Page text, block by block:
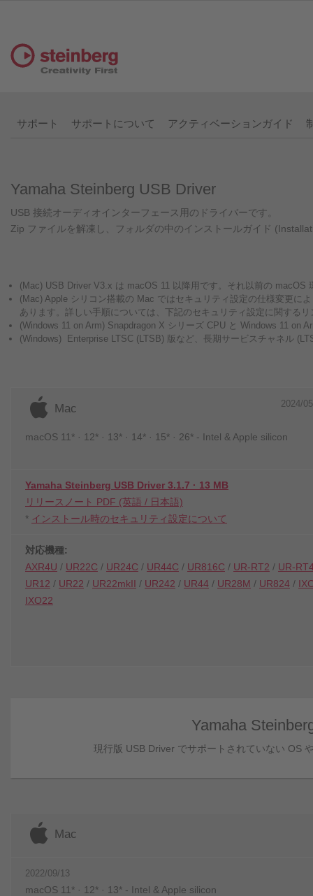
サポート サポートについて アクティベーションガイド
Yamaha Steinberg USB Driver
USB 接続オーディオインターフェース用のドライバーです。
Zip ファイルを解凍し、フォルダの中のインストールガイド
(Mac) USB Driver V3.x は macOS 11 以降用です。それ以前の
(Mac) Apple シリコン搭載の Mac ではセキュリティ設定の仕様変更に
あります。詳しい手順については、下記のセキュリティ設定に関する
(Windows 11 on Arm) Snapdragon X シリーズ CPU と Windows 11 on
(Windows) Enterprise LTSC (LTSB) 版など、長期サービスチャネル
Mac 2024/
macOS 11* · 12* · 13* · 14* · 15* · 26* - Intel & Apple silicon
Yamaha Steinberg USB Driver 3.1.7 · 13 MB
リリースノート PDF (英語 / 日本語)
* インストール時のセキュリティ設定について
対応機種:
AXR4U / UR22C / UR24C / UR44C / UR816C / UR-RT2 / UR-
UR12 / UR22 / UR22mkII / UR242 / UR44 / UR28M / UR824 /
IXO22
Yamaha
現行版 USB Driver でサポートされていない OS
Mac
2022/09/13
macOS 11* · 12* · 13* - Intel & Apple silicon